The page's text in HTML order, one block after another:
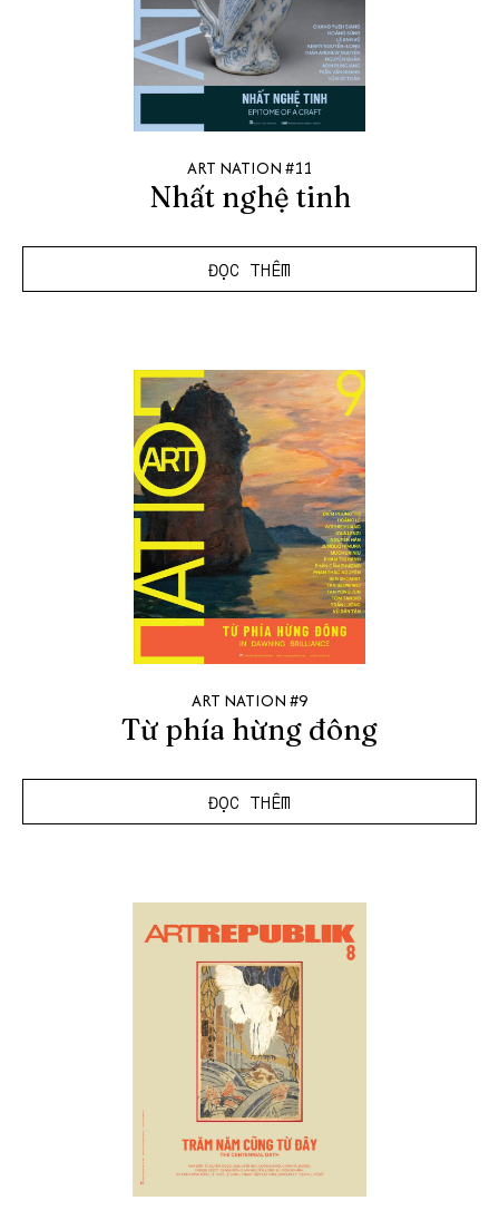
ART NATION #11
Nhất nghệ tinh
ĐỌC THÊM
ART NATION #9
Từ phía hừng đông
ĐỌC THÊM